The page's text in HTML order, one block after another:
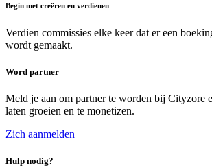
Begin met creëren en verdienen
Verdien commissies elke keer dat er een
wordt gemaakt.
Word partner
Meld je aan om partner te worden bij Cityzore
laten groeien en te monetizen.
Zich aanmelden
Hulp nodig?